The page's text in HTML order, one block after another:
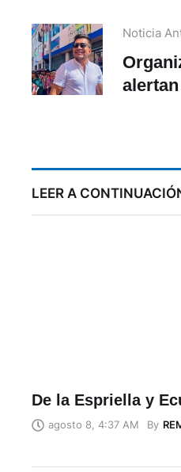
Noticia
LEER A
De la Espriella y
agosto 8, 4:37 AM By